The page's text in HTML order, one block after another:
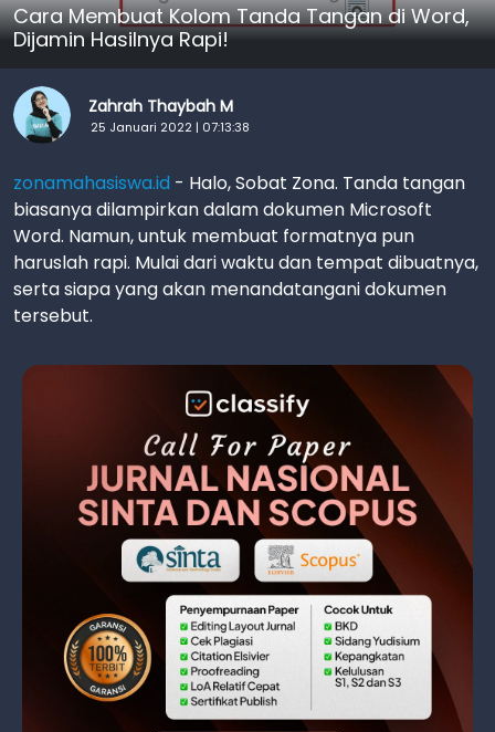
Cara Membuat Kolom Tanda Tangan di Word,
Dijamin Hasilnya Rapi!
Zahrah Thaybah M
25 Januari 2022 | 07:13:38
zonamahasiswa.id - Halo, Sobat Zona. Tanda tangan
biasanya dilampirkan dalam dokumen Microsoft
Word. Namun, untuk membuat formatnya pun
haruslah rapi. Mulai dari waktu dan tempat dibuatnya,
serta siapa yang akan menandatangani dokumen
tersebut.